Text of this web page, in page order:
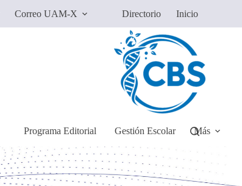
Correo UAM-X Directorio Inicio
Programa Editorial Gestión Escolar Más